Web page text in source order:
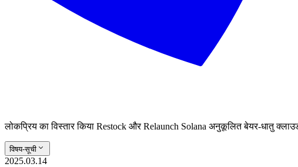
लोकप्रिय का विस्तार किया Restock और Relaunch Solana अनुकूलित बेयर-धातु
विषय-सूची
2025.03.14